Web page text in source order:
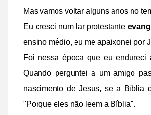
Mas vamos voltar alguns anos no
Eu cresci num lar protestante
ensino médio, eu me apaixonei por
Foi nessa época que eu
Quando perguntei a um amigo
nascimento de Jesus, se a Bíblia
"Porque eles não leem a Bíblia".